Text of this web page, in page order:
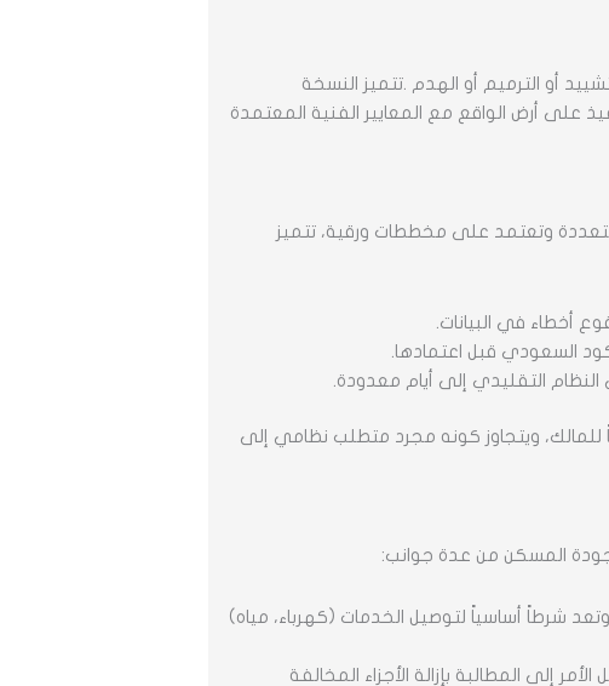
أو الترميم أو الهدم .تتميز النسخة
على أرض الواقع مع المعايير الفنية المعتمدة
وتعتمد على مخططات ورقية، تتميز
أخطاء في البيانات.
السعودي قبل اعتمادها.
التقليدي إلى أيام معدودة.
للمالك، ويتجاوز كونه مجرد متطلب نظامي إلى
المسكن من عدة جوانب:
شرطاً أساسياً لتوصيل الخدمات (كهرباء، مياه)
إلى المطالبة بإزالة الأجزاء المخالفة